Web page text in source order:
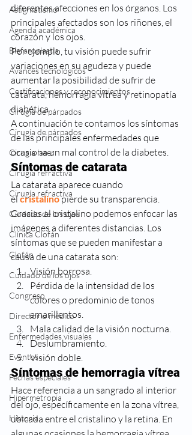
Astigmatismo
Agenda académica
Blefaroplastia
Avances tecnológicos
Certificaciones y reconocimientos
Cirugía de párpados
Cirugía de párpados
Cirugia laser
Cirugia refractiva
Cirugía refractiva
Ciudado de los ojos
Clínica Clofán
Clofán
Cuidado de los ojos
Congreso
Directorio médico
Enfermedades visuales
Eventos
Fechas especiales
Hipermetropia
Historia
diferentes afecciones en los órganos. Los
principales afectados son los riñones, el
corazón y los ojos.
Por ejemplo, tu visión puede sufrir
variaciones en su agudeza y puede
aumentar la posibilidad de sufrir de
catarata, hemorragia vítrea y retinopatía
diabética.
A continuación te contamos los síntomas
de las principales enfermedades que
ocasiona un mal control de la diabetes.
Síntomas de catarata
La catarata aparece cuando
el cristalino pierde su transparencia.
Gracias al cristalino podemos enfocar las
imágenes a diferentes distancias. Los
síntomas que se pueden manifestar a
causa de una catarata son:
Visión borrosa.
Pérdida de la intensidad de los
colores o predominio de tonos
amarillentos.
Mala calidad de la visión nocturna.
Deslumbramiento.
Visión doble.
Síntomas de hemorragia vítrea
Hace referencia a un sangrado al interior
del ojo, específicamente en la zona vítrea,
ubicada entre el cristalino y la retina. En